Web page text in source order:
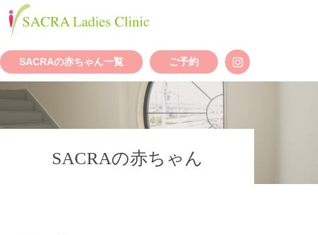
SACRAの赤ちゃん一覧 ご予約
SACRAの赤ちゃん